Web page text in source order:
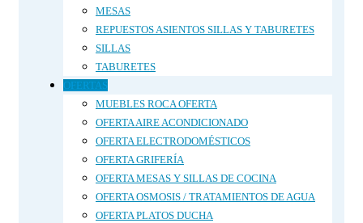
MESAS
REPUESTOS ASIENTOS SILLAS Y TABURETES
SILLAS
TABURETES
OFERTAS
MUEBLES ROCA OFERTA
OFERTA AIRE ACONDICIONADO
OFERTA ELECTRODOMÉSTICOS
OFERTA GRIFERÍA
OFERTA MESAS Y SILLAS DE COCINA
OFERTA OSMOSIS / TRATAMIENTOS DE AGUA
OFERTA PLATOS DUCHA